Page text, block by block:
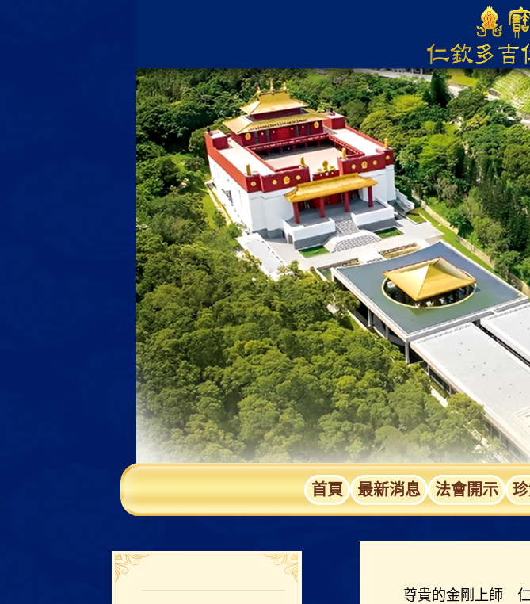
首頁 最新消息 法會開示
尊貴的金剛上師